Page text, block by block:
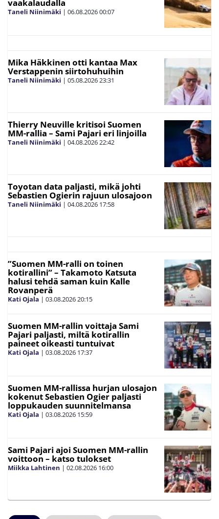
vaakalaudalla
Taneli Niinimäki | 06.08.202600:07
Mika Häkkinen otti kantaa Max
Verstappenin siirtohuhuihin
Taneli Niinimäki | 05.08.202623:31
Thierry Neuville kritisoi Suomen
MM-rallia – Sami Pajari eri linjoilla
Taneli Niinimäki | 04.08.202622:42
Toyotan data paljasti, mikä johti
Sebastien Ogierin rajuun ulosajoon
Taneli Niinimäki | 04.08.2026 17:58
”Suomen MM-ralli on toinen
kotirallini” – Takamoto Katsuta
halusi tehdä saman kuin Kalle
Rovanperä
Kati Ojala | 03.08.202620:15
Suomen MM-rallin voittaja Sami
Pajari paljasti, miltä kotirallin
paineet oikeasti tuntuivat
Kati Ojala | 03.08.2026 17:37
Suomen MM-rallissa hurjan ulosajon
kokenut Sebastien Ogier paljasti
loppukauden suunnitelmansa
Kati Ojala | 03.08.2026 15:59
Sami Pajari ajoi Suomen MM-rallin
voittoon – katso tulokset
Miikka Lahtinen | 02.08.2026 16:00